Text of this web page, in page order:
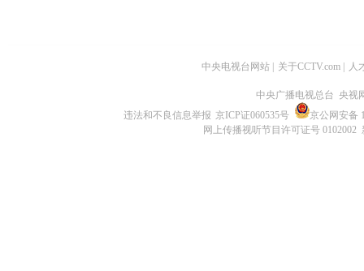
中央电视台网站 关于CCTV.com 人
中央广播电视总台 央视
违法和不良信息举报 京ICP证060535号
京公网安备
网上传播视听节目许可证号 0102002